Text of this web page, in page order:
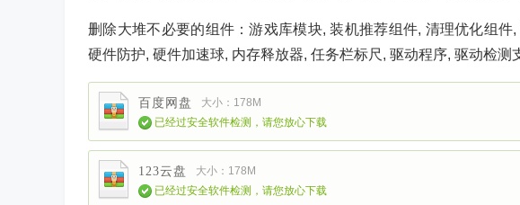
删除大堆不必要的组件：游戏库模块, 装机推荐组件, 清理优化组
硬件防护, 硬件加速球, 内存释放器, 任务栏标尺, 驱动程序, 驱动检测
百度网盘
大小：178M
已经过安全软件检测，请您放心下载
123云盘
大小：178M
已经过安全软件检测，请您放心下载